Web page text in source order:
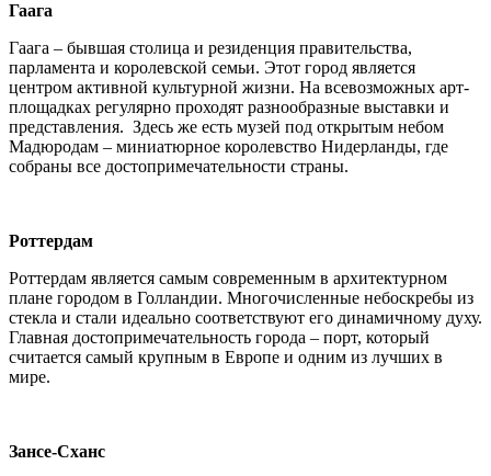
Гаага
Гаага – бывшая столица и резиденция правительства,
парламента и королевской семьи. Этот город является
центром активной культурной жизни. На всевозможных арт-
площадках регулярно проходят разнообразные выставки и
представления. Здесь же есть музей под открытым небом
Мадюродам – миниатюрное королевство Нидерланды, где
собраны все достопримечательности страны.
Роттердам
Роттердам является самым современным в архитектурном
плане городом в Голландии. Многочисленные небоскребы из
стекла и стали идеально соответствуют его динамичному духу.
Главная достопримечательность города – порт, который
считается самый крупным в Европе и одним из лучших в
мире.
Зансе-Сханс